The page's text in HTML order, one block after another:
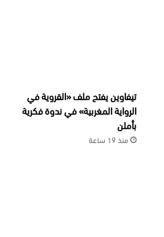
تيفاوين يفتح ملف «القروية في
الرواية المغربية» في ندوة فكرية
بأملن
منذ 19 ساعة